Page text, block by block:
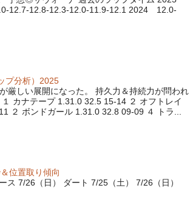
12.7-12.8-12.3-12.0-11.9-12.1 2024 12.0-
プ分析）2025
厳しい展開になった。 持久力＆持続力が問われ
カナテープ 1.31.0 32.5 15-14 ２ オフトレイ
２ ボンドガール 1.31.0 32.8 09-09 ４ トラ...
位置取り傾向
ス 7/26（日） ダート 7/25（土） 7/26（日）